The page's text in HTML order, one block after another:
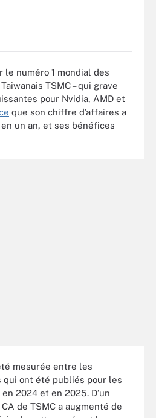
le numéro 1 mondial des
TSMC – qui grave
pour Nvidia, AMD et
que son chiffre d’affaires a
un an, et ses bénéfices
mesurée entre les
ont été publiés pour les
2024 et en 2025. D’un
de TSMC a augmenté de